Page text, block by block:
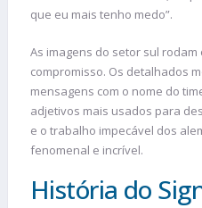
que eu mais tenho medo”.
As imagens do setor sul
compromisso. Os detalhados
mensagens com o nome do
adjetivos mais usados para
e o trabalho impecável dos
fenomenal e incrível.
História do